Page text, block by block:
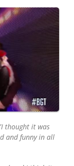
thought it was
and funny in all